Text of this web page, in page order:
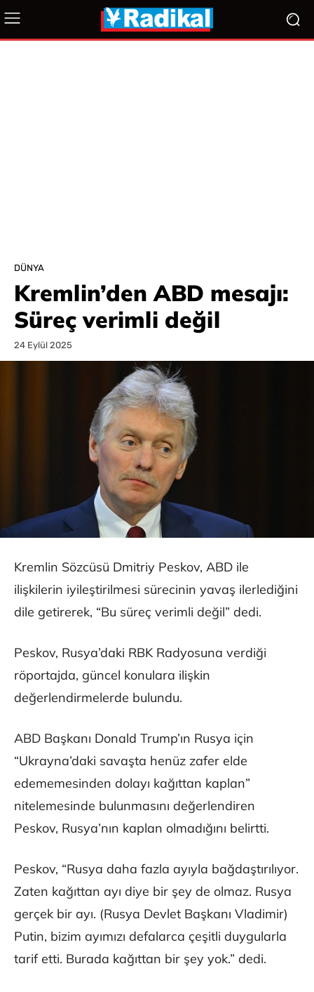
DÜNYA
Kremlin’den ABD mesajı:
Süreç verimli değil
24 Eylül 2025
Kremlin Sözcüsü Dmitriy Peskov, ABD ile
ilişkilerin iyileştirilmesi sürecinin yavaş ilerlediğini
dile getirerek, “Bu süreç verimli değil” dedi.
Peskov, Rusya’daki RBK Radyosuna verdiği
röportajda, güncel konulara ilişkin
değerlendirmelerde bulundu.
ABD Başkanı Donald Trump’ın Rusya için
“Ukrayna’daki savaşta henüz zafer elde
edememesinden dolayı kağıttan kaplan”
nitelemesinde bulunmasını değerlendiren
Peskov, Rusya’nın kaplan olmadığını belirtti.
Peskov, “Rusya daha fazla ayıyla bağdaştırılıyor.
Zaten kağıttan ayı diye bir şey de olmaz. Rusya
gerçek bir ayı. (Rusya Devlet Başkanı Vladimir)
Putin, bizim ayımızı defalarca çeşitli duygularla
tarif etti. Burada kağıttan bir şey yok.” dedi.